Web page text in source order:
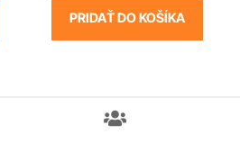
PRIDAŤ DO KOŠÍKA